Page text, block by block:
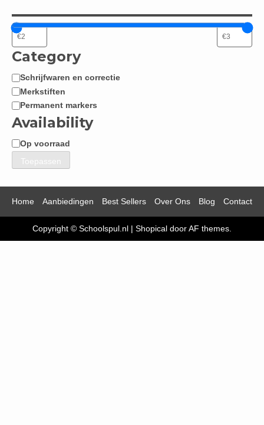
Category
Categorie
Schrijfwaren en correctie
Merkstiften
Permanent markers
Availability
Beschikbaarheid
Op voorraad
Toepassen
Home Aanbiedingen Best Sellers Over Ons Blog Contact
Copyright © Schoolspul.nl | Shopical door AF themes.